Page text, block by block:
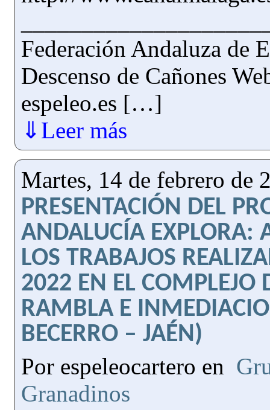
Federación Andaluza de
Descenso de Cañones
espeleo.es […]
⇓Leer más
Martes, 14 de febrero de
PRESENTACIÓN DEL
ANDALUCÍA EXPLORA:
LOS TRABAJOS
2022 EN EL COMPLEJO
RAMBLA E
BECERRO – JAÉN)
Por espeleocartero en
Granadinos